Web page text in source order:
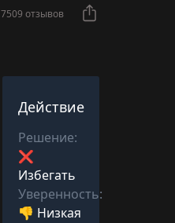
7509 отзывов
Действие
Решение:
❌
Избегать
Уверенность:
👎 Низкая